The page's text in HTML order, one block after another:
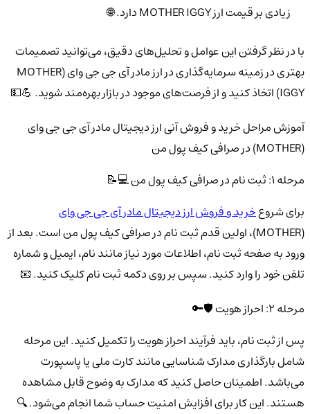
زیادی بر قیمت ارز MOTHER IGGY دارد. 🌐
با در نظر گرفتن این عوامل و تحلیل‌های دقیق، می‌توانید تصمیمات
بهتری در زمینه سرمایه‌گذاری در ارز مادر آی جی جی وای (MOTHER
IGGY) اتخاذ کنید و از فرصت‌های موجود در بازار بهره‌مند شوید. 💪💵
آموزش مراحل خرید و فروش آنی ارز دیجیتال مادر آی جی جی وای
مرحله ۱: ثبت نام در صرافی کیف پول من 💻📝
برای شروعخرید و فروش ارز دیجیتال مادر آی جی جی وای
(MOTHER)، اولین قدم ثبت نام در صرافی کیف پول من است. بعد از
ورود به صفحه ثبت نام، اطلاعات مورد نیاز مانند نام، ایمیل و شماره
تلفن خود را وارد کنید. سپس بر روی دکمه ثبت نام کلیک کنید. 📧
مرحله ۲: احراز هویت 🛡️🔑
پس از ثبت نام، باید فرآیند احراز هویت را تکمیل کنید. این مرحله
شامل بارگذاری مدارک شناسایی مانند کارت ملی یا پاسپورت
می‌باشد. اطمینان حاصل کنید که مدارک به وضوح قابل مشاهده
هستند. این کار برای افزایش امنیت حساب شما انجام می‌شود. 🔍